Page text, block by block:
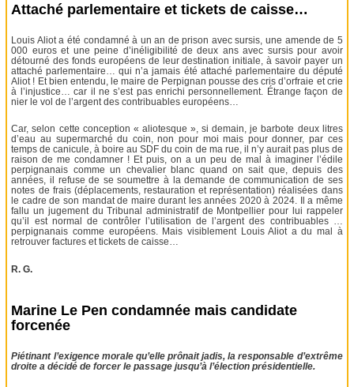
Attaché parlementaire et tickets de caisse…
Louis Aliot a été condamné à un an de prison avec sursis, une amende de 5
000 euros et une peine d’inéligibilité de deux ans avec sursis pour avoir
détourné des fonds européens de leur destination initiale, à savoir payer un
attaché parlementaire… qui n’a jamais été attaché parlementaire du député
Aliot ! Et bien entendu, le maire de Perpignan pousse des cris d’orfraie et crie
à l’injustice… car il ne s’est pas enrichi personnellement. Étrange façon de
nier le vol de l’argent des contribuables européens…
Car, selon cette conception « aliotesque », si demain, je barbote deux litres
d’eau au supermarché du coin, non pour moi mais pour donner, par ces
temps de canicule, à boire au SDF du coin de ma rue, il n’y aurait pas plus de
raison de me condamner ! Et puis, on a un peu de mal à imaginer l’édile
perpignanais comme un chevalier blanc quand on sait que, depuis des
années, il refuse de se soumettre à la demande de communication de ses
notes de frais (déplacements, restauration et représentation) réalisées dans
le cadre de son mandat de maire durant les années 2020 à 2024. Il a même
fallu un jugement du Tribunal administratif de Montpellier pour lui rappeler
qu’il est normal de contrôler l’utilisation de l’argent des contribuables …
perpignanais comme européens. Mais visiblement Louis Aliot a du mal à
retrouver factures et tickets de caisse…
R. G.
Marine Le Pen condamnée mais candidate
forcenée
Piétinant l’exigence morale qu’elle prônait jadis, la responsable d’extrême
droite a décidé de forcer le passage jusqu’à l’élection présidentielle.